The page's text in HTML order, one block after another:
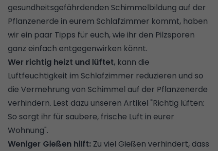
gesundheitsgefährdenden Schimmelbildung auf der
Pflanzenerde in eurem Schlafzimmer kommt, haben
wir ein paar Tipps für euch, wie ihr den Pilzsporen
ganz einfach entgegenwirken könnt.
Wer richtig heizt und lüftet, kann die
Luftfeuchtigkeit im Schlafzimmer reduzieren und so
die Vermehrung von Schimmel auf der Pflanzenerde
verhindern. Lest dazu unseren Artikel "Richtig lüften:
So sorgt ihr für saubere, frische Luft in eurer
Wohnung".
Weniger Gießen hilft: Zu viel Gießen verhindert, dass